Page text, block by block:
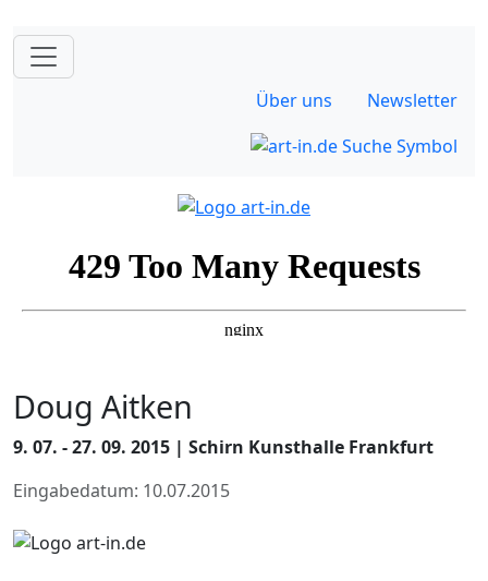
Über uns Newsletter
Doug Aitken
9. 07. - 27. 09. 2015 | Schirn Kunsthalle Frankfurt
Eingabedatum: 10.07.2015